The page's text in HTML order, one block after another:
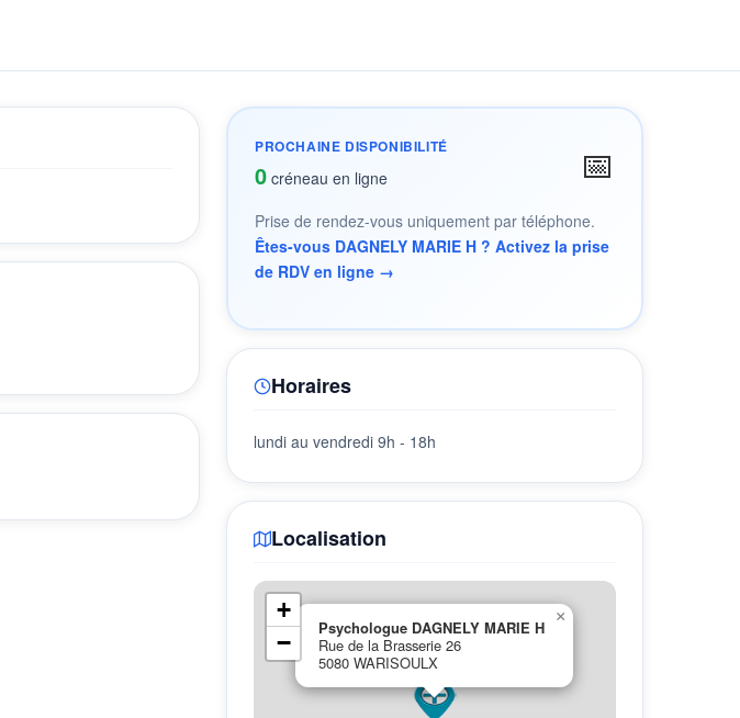
PROCHAINE DISPONIBILITÉ
0 créneau en ligne 📅
Prise de rendez-vous uniquement par téléphone.
Êtes-vous DAGNELY MARIE H ? Activez la prise
de RDV en ligne →
Horaires
lundi au vendredi 9h - 18h
Localisation
Psychologue DAGNELY MARIE H
Rue de la Brasserie 26
5080 WARISOULX
×
+
−